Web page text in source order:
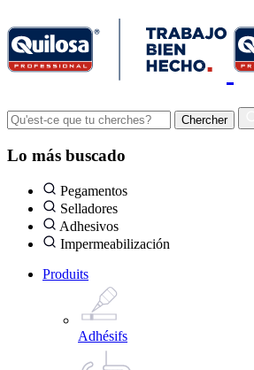
Lo más buscado
Pegamentos
Selladores
Adhesivos
Impermeabilización
Produits
Adhésifs